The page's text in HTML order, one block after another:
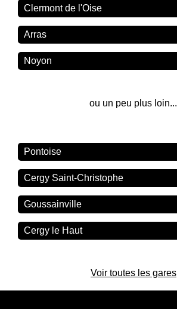
Clermont de l'Oise
Arras
Noyon
ou un peu plus loin...
Pontoise
Cergy Saint-Christophe
Goussainville
Cergy le Haut
Voir toutes les gares